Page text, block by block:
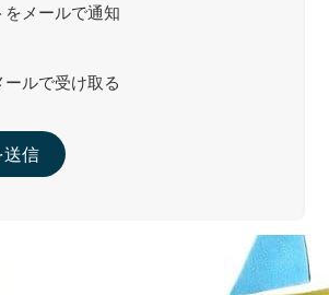
をメールで通知
ルで受け取る